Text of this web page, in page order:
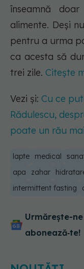
înseamnă
alimente. Deși
pentru a urma
ca acesta să
trei zile. Citește
Vezi și: Cu ce
Rădulescu,
poate un rău
lapte medical
apa
zahar
intermittent fasting
Urmărește-
abonează‑te!